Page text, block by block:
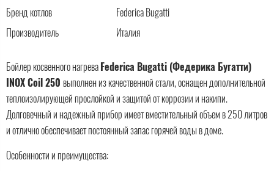
Бренд котлов
Federica Bugatti
Производитель
Италия
Бойлер косвенного нагреваFederica Bugatti (Федерика Бугатти)
INOXCoil250 выполнен из качественной стали, оснащен дополнительной
теплоизолирующей прослойкой и защитой от коррозии и накипи.
Долговечный и надежный прибор имеет вместительный объем в 250 литров
и отлично обеспечивает постоянный запас горячей воды в доме.
Особенности и преимущеcтва: